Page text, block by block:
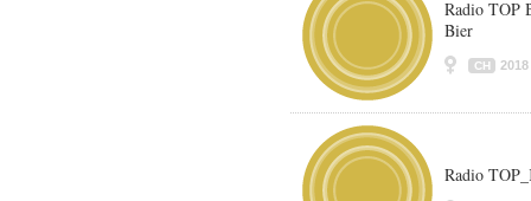
Radio TOP
Bier
CH 2018
Radio